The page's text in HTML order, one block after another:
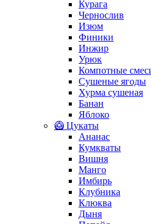
Курага
Чернослив
Изюм
Финики
Инжир
Урюк
Компотные
Сушеные ягоды
Хурма сушеная
Банан
Яблоко
🥝 Цукаты
Ананас
Кумкваты
Вишня
Манго
Имбирь
Клубника
Клюква
Дыня